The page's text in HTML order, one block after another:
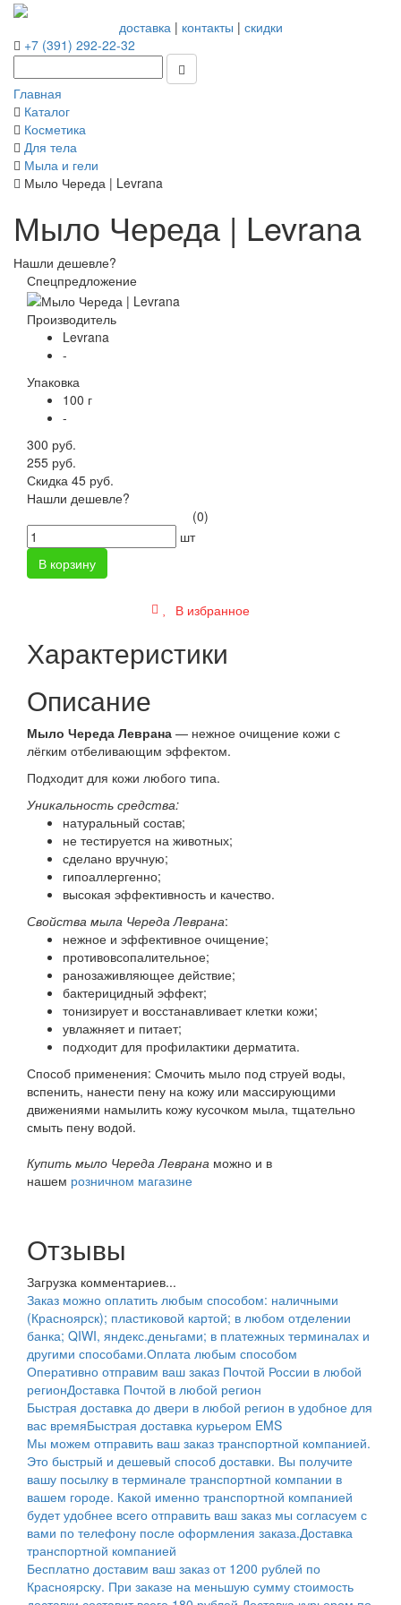
доставка| контакты | скидки
+7 (391) 292-22-32
Главная
Каталог
Косметика
Для тела
Мыла и гели
Мыло Череда | Levrana
Мыло Череда | Levrana
Нашли дешевле?
Спецпредложение
Производитель
Levrana
-
Упаковка
100 г
-
300 руб.
255 руб.
Скидка 45 руб.
Нашли дешевле?
(0)
шт
В корзину
В избранное
Характеристики
Описание
Мыло Череда Леврана — нежное очищение кожи с
лёгким отбеливающим эффектом.
Подходит для кожи любого типа.
Уникальность средства:
натуральный состав;
не тестируется на животных;
сделано вручную;
гипоаллергенно;
высокая эффективность и качество.
Свойства мыла Череда Леврана:
нежное и эффективное очищение;
противовсопалительное;
ранозаживляющее действие;
бактерицидный эффект;
тонизирует и восстанавливает клетки кожи;
увлажняет и питает;
подходит для профилактики дерматита.
Способ применения: Смочить мыло под струей воды,
вспенить, нанести пену на кожу или массирующими
движениями намылить кожу кусочком мыла, тщательно
смыть пену водой.
Купить мыло Череда Леврана можно и в
нашем розничном магазине
Отзывы
Загрузка комментариев...
Заказ можно оплатить любым способом: наличными
(Красноярск); пластиковой картой; в любом отделении
банка; QIWI, яндекс.деньгами; в платежных терминалах и
другими способами.Оплата любым способом
Оперативно отправим ваш заказ Почтой России в любой
регионДоставка Почтой в любой регион
Быстрая доставка до двери в любой регион в удобное для
вас времяБыстрая доставка курьером EMS
Мы можем отправить ваш заказ транспортной компанией.
Это быстрый и дешевый способ доставки. Вы получите
вашу посылку в терминале транспортной компании в
вашем городе. Какой именно транспортной компанией
будет удобнее всего отправить ваш заказ мы согласуем с
вами по телефону после оформления заказа.Доставка
транспортной компанией
Бесплатно доставим ваш заказ от 1200 рублей по
Красноярску. При заказе на меньшую сумму стоимость